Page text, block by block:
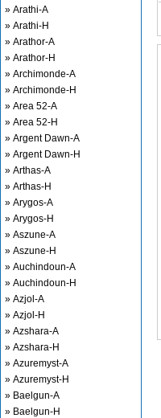
» Arathi-A
» Arathi-H
» Arathor-A
» Arathor-H
» Archimonde-A
» Archimonde-H
» Area 52-A
» Area 52-H
» Argent Dawn-A
» Argent Dawn-H
» Arthas-A
» Arthas-H
» Arygos-A
» Arygos-H
» Aszune-A
» Aszune-H
» Auchindoun-A
» Auchindoun-H
» Azjol-A
» Azjol-H
» Azshara-A
» Azshara-H
» Azuremyst-A
» Azuremyst-H
» Baelgun-A
» Baelgun-H